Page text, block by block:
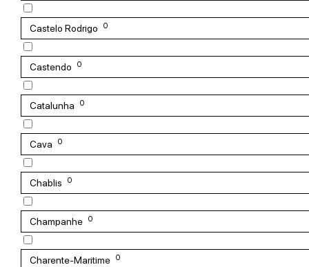
Castelo Rodrigo 0
Castendo 0
Catalunha 0
Cava 0
Chablis 0
Champanhe 0
Charente-Maritime 0